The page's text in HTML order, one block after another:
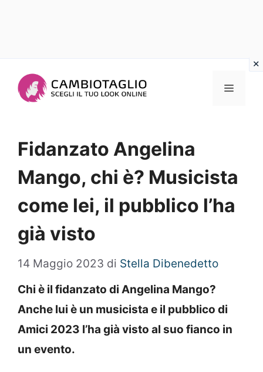
Menu
Fidanzato Angelina
Mango, chi è? Musicista
come lei, il pubblico l’ha
già visto
14 Maggio 2023 di Stella Dibenedetto
Chi è il fidanzato di Angelina Mango?
Anche lui è un musicista e il pubblico di
Amici 2023 l’ha già visto al suo fianco in
un evento.